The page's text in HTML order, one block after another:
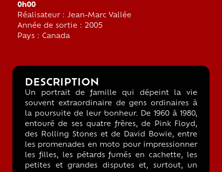
0h00
Réalisateur : Jean-Marc Vallée
Année de sortie : 2005
Pays : Canada
DESCRIPTION
Un portrait de famille qui dépeint la vie
souvent extraordinaire de gens ordinaires à
la poursuite de leur bonheur. De 1960 à 1980,
entouré de ses quatre frères, de Pink Floyd,
des Rolling Stones et de David Bowie, entre
les promenades en moto pour impressionner
les filles, les pétards fumés en cachette, les
petites et grandes disputes et, surtout, un